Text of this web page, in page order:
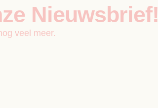
Nieuwsbrief!
veel meer.